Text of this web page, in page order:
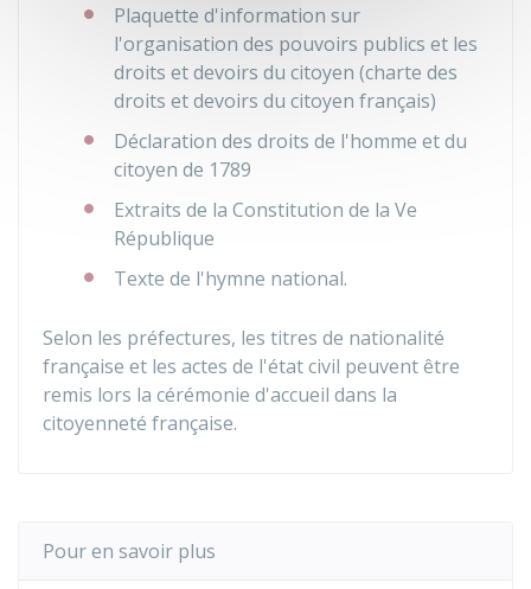
Plaquette d'information sur
l'organisation des pouvoirs publics et les
droits et devoirs du citoyen (charte des
droits et devoirs du citoyen français)
Déclaration des droits de l'homme et du
citoyen de 1789
Extraits de la Constitution de la Ve
République
Texte de l'hymne national.
Selon les préfectures, les titres de nationalité
française et les actes de l'état civil peuvent être
remis lors la cérémonie d'accueil dans la
citoyenneté française.
Pour en savoir plus